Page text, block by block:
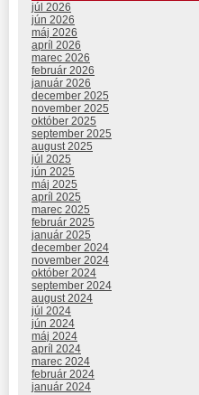
júl 2026
jún 2026
máj 2026
apríl 2026
marec 2026
február 2026
január 2026
december 2025
november 2025
október 2025
september 2025
august 2025
júl 2025
jún 2025
máj 2025
apríl 2025
marec 2025
február 2025
január 2025
december 2024
november 2024
október 2024
september 2024
august 2024
júl 2024
jún 2024
máj 2024
apríl 2024
marec 2024
február 2024
január 2024